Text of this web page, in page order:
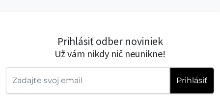
Prihlásiť odber noviniek
Už vám nikdy nič neunikne!
Prihlásiť